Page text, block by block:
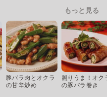
もっと見る
豚バラ肉とオクラ
の甘辛炒め
照りうま！オク
の豚バラ巻き